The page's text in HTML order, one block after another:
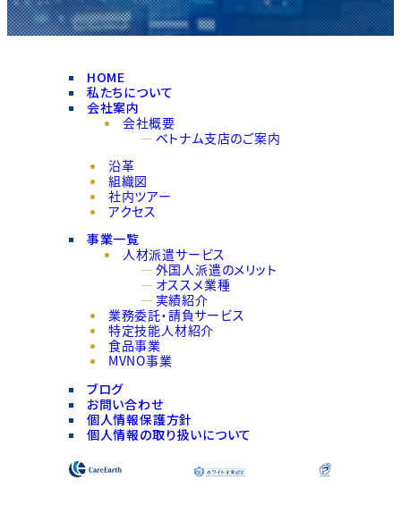
HOME
私たちについて
会社案内
会社概要
ベトナム支店のご案内
沿革
組織図
社内ツアー
アクセス
事業一覧
人材派遣サービス
外国人派遣のメリット
オススメ業種
実績紹介
業務委託・請負サービス
特定技能人材紹介
食品事業
MVNO事業
ブログ
お問い合わせ
個人情報保護方針
個人情報の取り扱いについて